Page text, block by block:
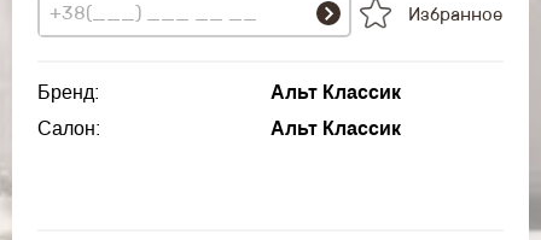
Избранное
Бренд:
Альт Классик
Салон:
Альт Классик